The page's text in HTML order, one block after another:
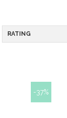
RATING
-37%